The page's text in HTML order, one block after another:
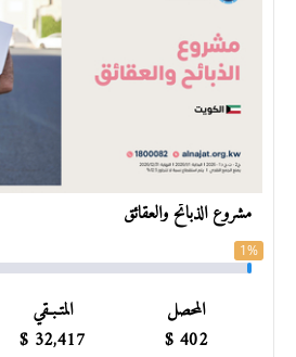
مشروع الذبائح والعقائق
1%
المحصل
402
$
المتـبـقي
32,417
$